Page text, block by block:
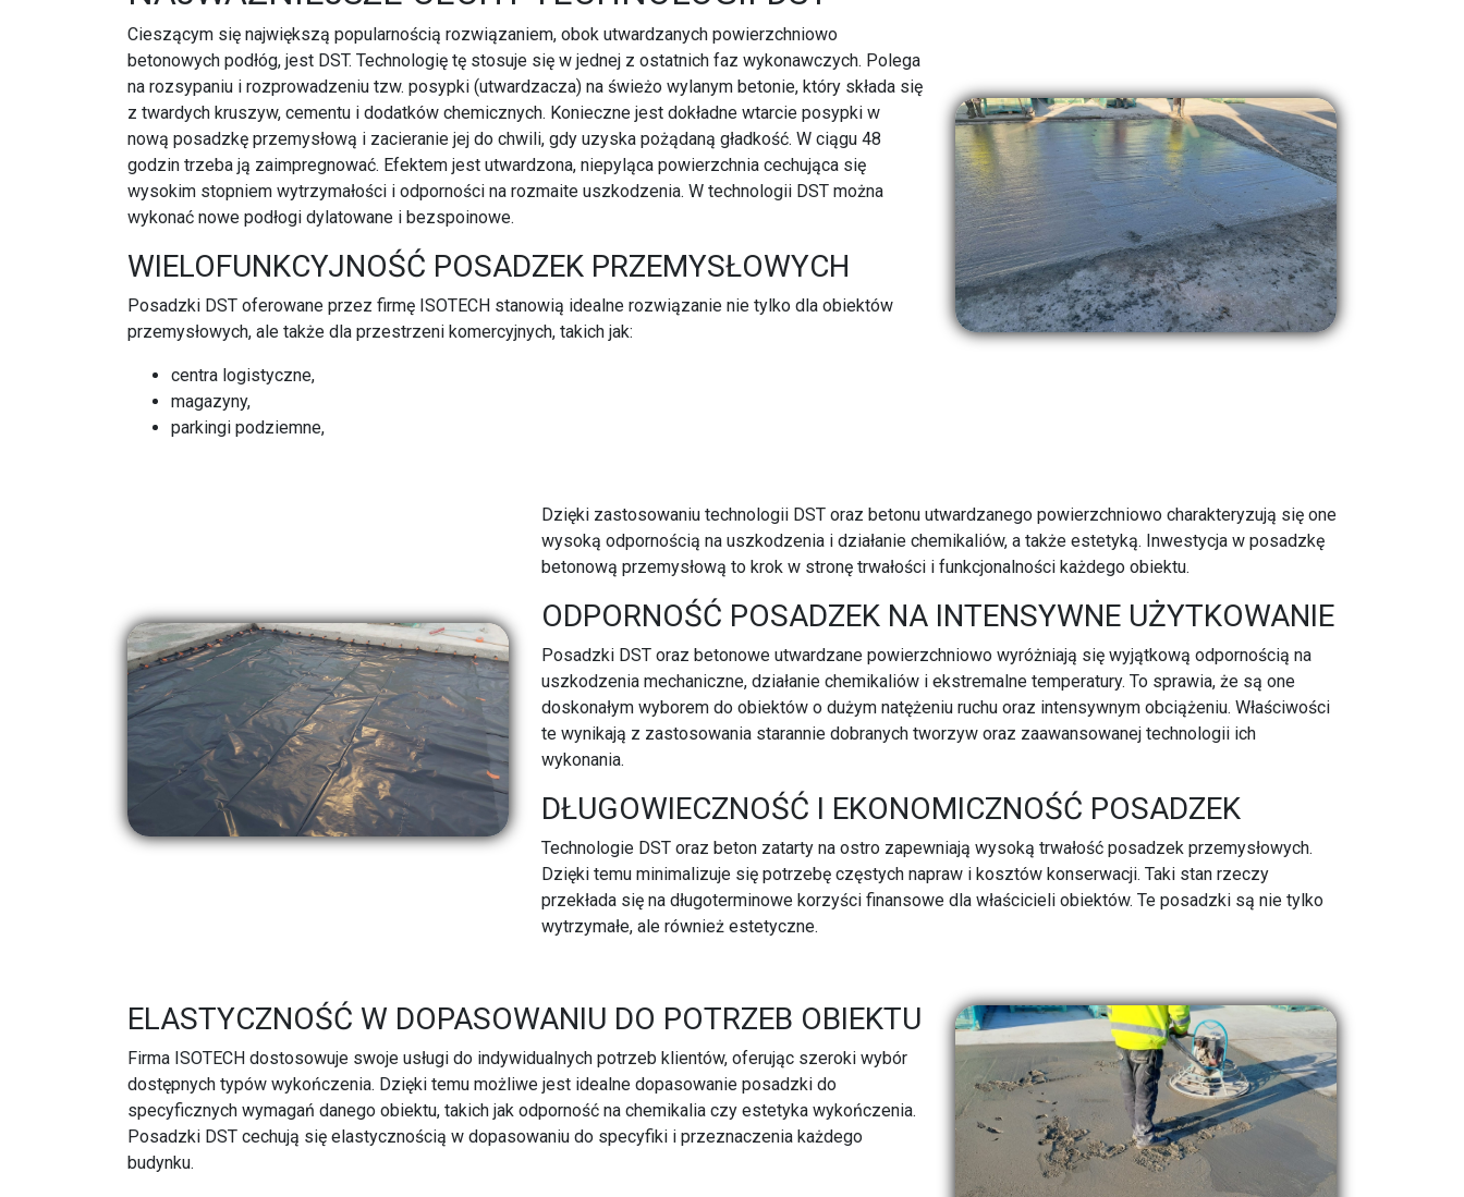
Cieszącym się największą popularnością rozwiązaniem, obok utwardzanych powierzchniowo
betonowych podłóg, jest DST. Technologię tę stosuje się w jednej z ostatnich faz wykonawczych. Polega
na rozsypaniu i rozprowadzeniu tzw. posypki (utwardzacza) na świeżo wylanym betonie, który składa się
z twardych kruszyw, cementu i dodatków chemicznych. Konieczne jest dokładne wtarcie posypki w
nową posadzkę przemysłową i zacieranie jej do chwili, gdy uzyska pożądaną gładkość. W ciągu 48
godzin trzeba ją zaimpregnować. Efektem jest utwardzona, niepyląca powierzchnia cechująca się
wysokim stopniem wytrzymałości i odporności na rozmaite uszkodzenia. W technologii DST można
wykonać nowe podłogi dylatowane i bezspoinowe.
WIELOFUNKCYJNOŚĆ POSADZEK PRZEMYSŁOWYCH
Posadzki DST oferowane przez firmę ISOTECH stanowią idealne rozwiązanie nie tylko dla obiektów
przemysłowych, ale także dla przestrzeni komercyjnych, takich jak:
centra logistyczne,
magazyny,
parkingi podziemne,
Dzięki zastosowaniu technologii DST oraz betonu utwardzanego powierzchniowo charakteryzują się one
wysoką odpornością na uszkodzenia i działanie chemikaliów, a także estetyką. Inwestycja w posadzkę
betonową przemysłową to krok w stronę trwałości i funkcjonalności każdego obiektu.
ODPORNOŚĆ POSADZEK NA INTENSYWNE UŻYTKOWANIE
Posadzki DST oraz betonowe utwardzane powierzchniowo wyróżniają się wyjątkową odpornością na
uszkodzenia mechaniczne, działanie chemikaliów i ekstremalne temperatury. To sprawia, że są one
doskonałym wyborem do obiektów o dużym natężeniu ruchu oraz intensywnym obciążeniu. Właściwości
te wynikają z zastosowania starannie dobranych tworzyw oraz zaawansowanej technologii ich
wykonania.
DŁUGOWIECZNOŚĆ I EKONOMICZNOŚĆ POSADZEK
Technologie DST oraz beton zatarty na ostro zapewniają wysoką trwałość posadzek przemysłowych.
Dzięki temu minimalizuje się potrzebę częstych napraw i kosztów konserwacji. Taki stan rzeczy
przekłada się na długoterminowe korzyści finansowe dla właścicieli obiektów. Te posadzki są nie tylko
wytrzymałe, ale również estetyczne.
ELASTYCZNOŚĆ W DOPASOWANIU DO POTRZEB OBIEKTU
Firma ISOTECH dostosowuje swoje usługi do indywidualnych potrzeb klientów, oferując szeroki wybór
dostępnych typów wykończenia. Dzięki temu możliwe jest idealne dopasowanie posadzki do
specyficznych wymagań danego obiektu, takich jak odporność na chemikalia czy estetyka wykończenia.
Posadzki DST cechują się elastycznością w dopasowaniu do specyfiki i przeznaczenia każdego
budynku.